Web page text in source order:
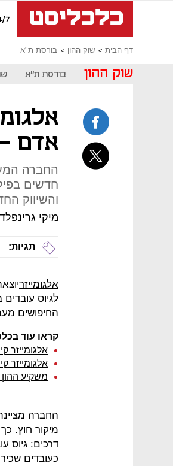
7
דף הבית שוק ההון בורסת ת"א
שוק ההון בורסת ת"א
אדם -
חדשים
והשיווק
מיקי גרינפלד
תגיות:
אלגומייזר
לגיוס
החיפושים
קראו עוד
אלגומייזר
אלגומייזר
משקיע ההון
החברה
מיקור חוץ.
דרכים: גיוס
כעובדים